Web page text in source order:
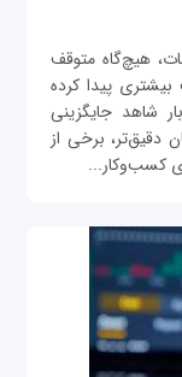
هیچ‌گاه متوقف
پیدا کرده
شاهد جایگزینی
برخی از
کسب‌وکار...